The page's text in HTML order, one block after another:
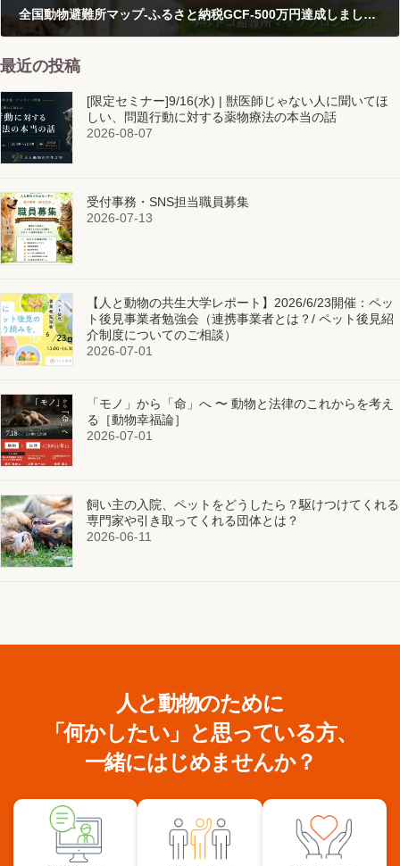
全国動物避難所マップ‐ふるさと納税GCF-500万円達成しました！
最近の投稿
[限定セミナー]9/16(水) | 獣医師じゃない人に聞いてほ
しい、問題行動に対する薬物療法の本当の話
2026-08-07
受付事務・SNS担当職員募集
2026-07-13
【人と動物の共生大学レポート】2026/6/23開催：ペッ
ト後見事業者勉強会（連携事業者とは？/ ペット後見紹
介制度についてのご相談）
2026-07-01
「モノ」から「命」へ 〜 動物と法律のこれからを考え
る［動物幸福論］
2026-07-01
飼い主の入院、ペットをどうしたら？駆けつけてくれる
専門家や引き取ってくれる団体とは？
2026-06-11
人と動物のために
「何かしたい」と思っている方、
一緒にはじめませんか？